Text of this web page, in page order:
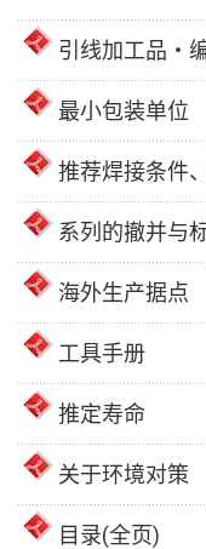
引线加工品・
最小包装单位
推荐焊接条件
系列的撤并与
海外生产据点
工具手册
推定寿命
关于环境对策
目录(全页)